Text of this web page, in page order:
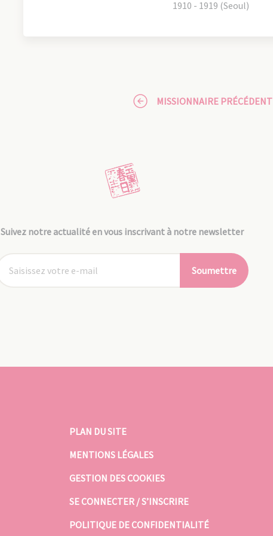
1910 - 1919 (Seoul)
MISSIONNAIRE PRÉCÉDENT
Suivez notre actualité en vous inscrivant à notre newsletter
Soumettre
PLAN DU SITE
MENTIONS LÉGALES
GESTION DES COOKIES
SE CONNECTER / S’INSCRIRE
POLITIQUE DE CONFIDENTIALITÉ